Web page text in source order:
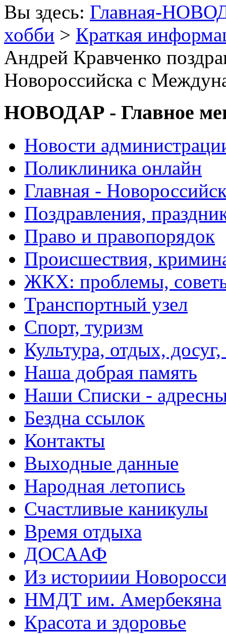
Вы здесь: Главная-
хобби > Краткая
Андрей Кравченко
Новороссийска с
НОВОДАР - Главное
Новости
Поликлиника онлайн
Главная -
Поздравления,
Право и правопорядок
Происшествия,
ЖКХ: проблемы,
Транспортный узел
Спорт, туризм
Культура, отдых,
Наша добрая память
Наши Списки -
Бездна ссылок
Контакты
Выходные данные
Народная летопись
Счастливые каникулы
Время отдыха
ДОСААФ
Из историии
НМДТ им. Амербекяна
Красота и здоровье